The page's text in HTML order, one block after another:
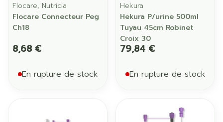
Flocare, Nutricia
Flocare Connecteur Peg
Ch18
8,68 €
En rupture de stock
Hekura
Hekura P/urine 500ml
Tuyau 45cm Robinet
Croix 30
79,84 €
En rupture de stock